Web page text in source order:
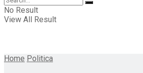
No Result
View All Result
Home Politica